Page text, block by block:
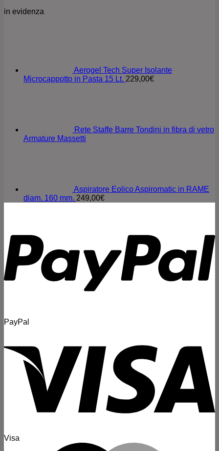
in evidenza
Aerogel Tech Super Isolante
Microcappotto in Pasta 15 Lt. 229,00€
Rete Staffe Barre Tondini in fibra di vetro
Armature Massetti
Aspiratore Eolico Aspiromatic in RAME
diam. 160 mm. 249,00€
PayPal
Visa